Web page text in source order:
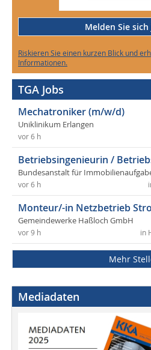
Melden Sie
Riskieren Sie einen kurzen Blick und
Informationen.
TGA Jobs
Mechatroniker (m/w/d)
Uniklinikum Erlangen
vor 6 h
Betriebsingenieurin /
Bundesanstalt für
vor 6 h
Monteur/-in Netzbetrieb
Gemeindewerke Haßloch GmbH
in
vor 9 h
Mehr
Mediadaten